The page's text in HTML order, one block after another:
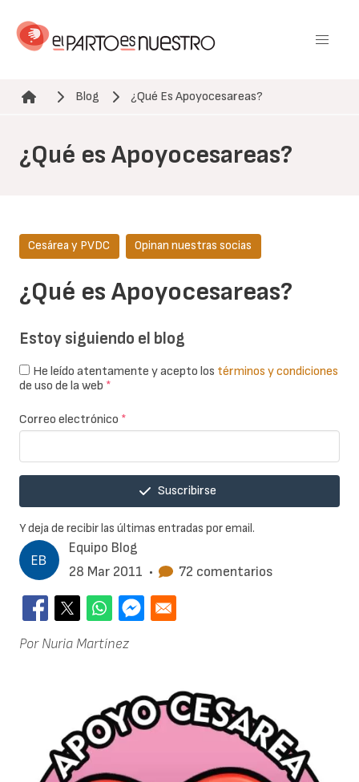
contenido
Ruta de navegación
Blog ¿Qué Es Apoyocesareas?
¿Qué es Apoyocesareas?
Equipo Blog
28 Mar 2011 • 72 comentarios
¿Qué es Apoyocesareas?
Cesárea y PVDC Opinan nuestras socias
Por Nuria Martínez
Estoy siguiendo el blog
He leído atentamente y acepto los términos y condiciones
de uso de la web *
Correo electrónico *
Suscribirse
Y deja de recibir las últimas entradas por email.